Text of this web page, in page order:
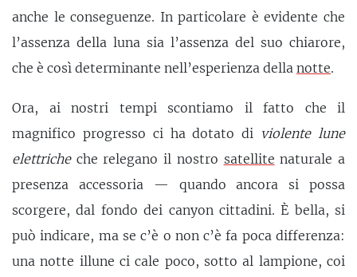
anche le conseguenze. In particolare è evidente che
l’assenza della luna sia l’assenza del suo chiarore,
che è così determinante nell’esperienza della notte.
Ora, ai nostri tempi scontiamo il fatto che il
magnifico progresso ci ha dotato di violente lune
elettricheche relegano il nostro satellite naturale a
presenza accessoria — quando ancora si possa
scorgere, dal fondo dei canyon cittadini. È bella, si
può indicare, ma se c’è o non c’è fa poca differenza:
una notte illune ci cale poco, sotto al lampione, coi